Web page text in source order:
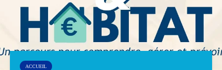
ACCUEIL